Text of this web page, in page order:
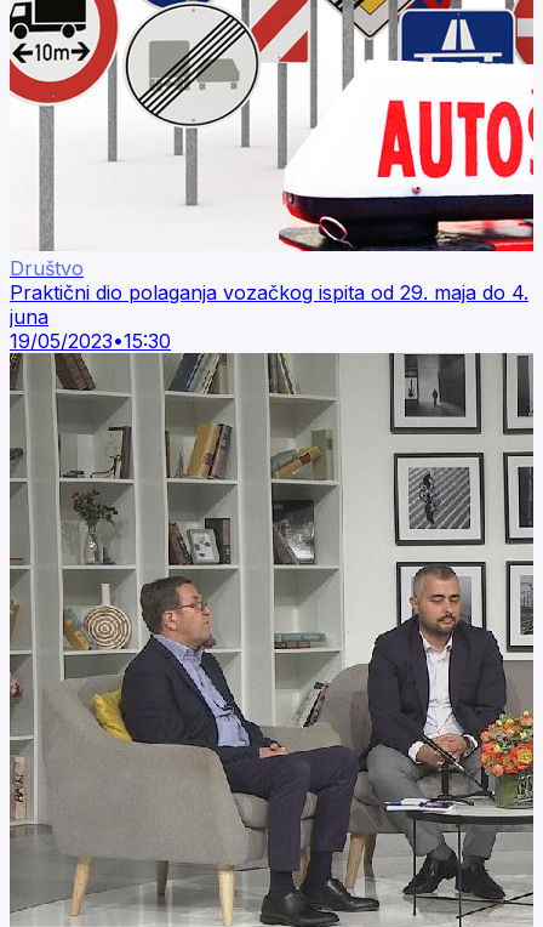
Društvo
Praktični dio polaganja vozačkog ispita od 29. maja do 4.
juna
19/05/2023•15:30